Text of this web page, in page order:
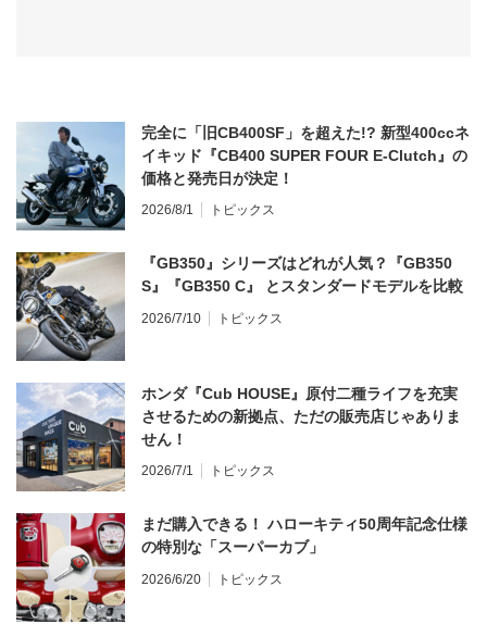
完全に「旧CB400SF」を超えた!? 新型400ccネ
イキッド『CB400 SUPER FOUR E-Clutch』の
価格と発売日が決定！
2026/8/1 トピックス
『GB350』シリーズはどれが人気？『GB350
S』『GB350 C』 とスタンダードモデルを比較
2026/7/10 トピックス
ホンダ『Cub HOUSE』原付二種ライフを充実
させるための新拠点、ただの販売店じゃありま
せん！
2026/7/1 トピックス
まだ購入できる！ ハローキティ50周年記念仕様
の特別な「スーパーカブ」
2026/6/20 トピックス